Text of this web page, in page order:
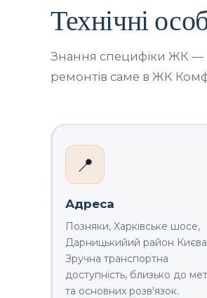
Технічні
Знання специфіки ЖК —
ремонтів саме в ЖК
📍
Адреса
Позняки, Харківське шосе,
Дарницькийий район
Зручна транспортна
доступність, близько до
та основних розв'язок.